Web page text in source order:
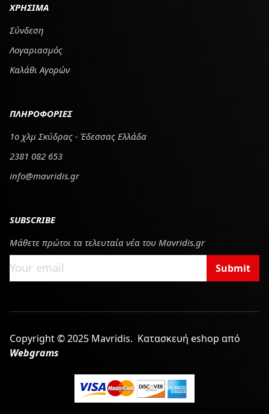
ΧΡΗΣΙΜΑ
Σύνδεση
Λογαριασμός
Καλάθι Αγορών
ΠΛΗΡΟΦΟΡΙΕΣ
1ο χλμ Σκύδρας - Έδεσσας Ελλάδα
2381 082 653
info@mavridis.gr
SUBSCRIBE
Μάθετε πρώτοι τα τελευταία νέα του Mavridis.gr
Submit
Copyright © 2025 Mavridis. Κατασκευή eshop από
Webgrams